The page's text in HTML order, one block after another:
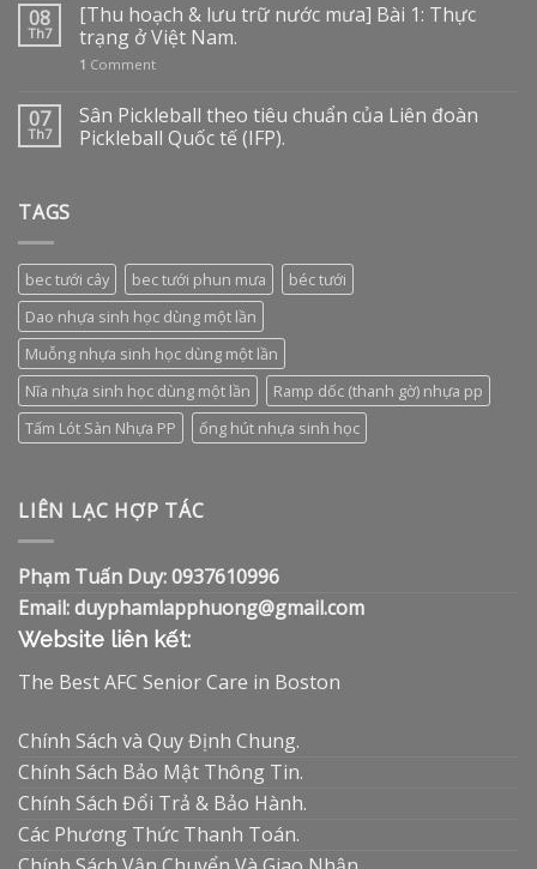
08
Th7
[Thu hoạch & lưu trữ nước mưa] Bài 1: Thực
trạng ở Việt Nam.
1 Comment
07
Th7
Sân Pickleball theo tiêu chuẩn của Liên đoàn
Pickleball Quốc tế (IFP).
TAGS
bec tưới cây bec tưới phun mưa
béc tưới
Dao nhựa sinh học dùng một lần
Muỗng nhựa sinh học dùng một lần
Nĩa nhựa sinh học dùng một lần
Ramp dốc (thanh gờ) nhựa pp
Tấm Lót Sàn Nhựa PP
ống hút nhựa sinh học
LIÊN LẠC HỢP TÁC
Phạm Tuấn Duy: 0937610996
Email: duyphamlapphuong@gmail.com
Website liên kết:
The Best AFC Senior Care in Boston
Chính Sách và Quy Định Chung.
Chính Sách Bảo Mật Thông Tin.
Chính Sách Đổi Trả & Bảo Hành.
Các Phương Thức Thanh Toán.